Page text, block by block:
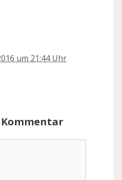
um 21:44 Uhr